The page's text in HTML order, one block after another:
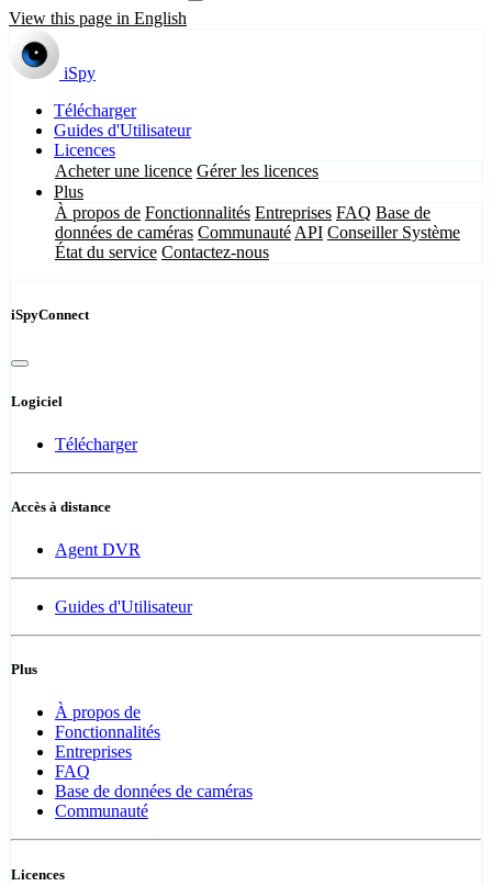
View this page in English
iSpy
Télécharger
Guides d'Utilisateur
Licences
Acheter une licence Gérer les licences
Plus
À propos de Fonctionnalités Entreprises FAQ Base de
données de caméras Communauté API Conseiller Système
État du service Contactez-nous
iSpyConnect
Logiciel
Télécharger
Accès à distance
Agent DVR
Guides d'Utilisateur
Plus
À propos de
Fonctionnalités
Entreprises
FAQ
Base de données de caméras
Communauté
Licences